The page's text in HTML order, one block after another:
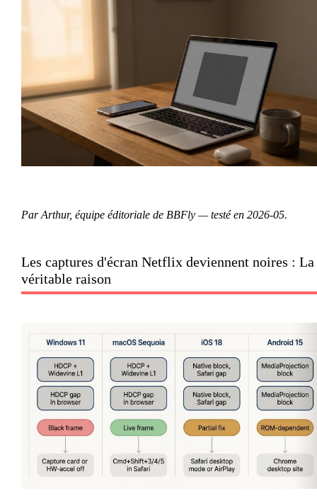
Par Arthur, équipe éditoriale de BBFly — testé en 2026-05.
Les captures d'écran Netflix deviennent noires : La
véritable raison